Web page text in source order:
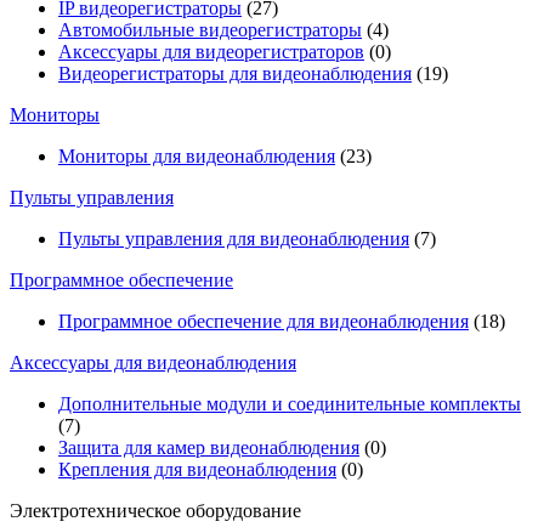
IP видеорегистраторы (27)
Автомобильные видеорегистраторы (4)
Аксессуары для видеорегистраторов (0)
Видеорегистраторы для видеонаблюдения (19)
Мониторы
Мониторы для видеонаблюдения (23)
Пульты управления
Пульты управления для видеонаблюдения (7)
Программное обеспечение
Программное обеспечение для видеонаблюдения (18)
Аксессуары для видеонаблюдения
Дополнительные модули и соединительные комплекты
(7)
Защита для камер видеонаблюдения (0)
Крепления для видеонаблюдения (0)
Электротехническое оборудование